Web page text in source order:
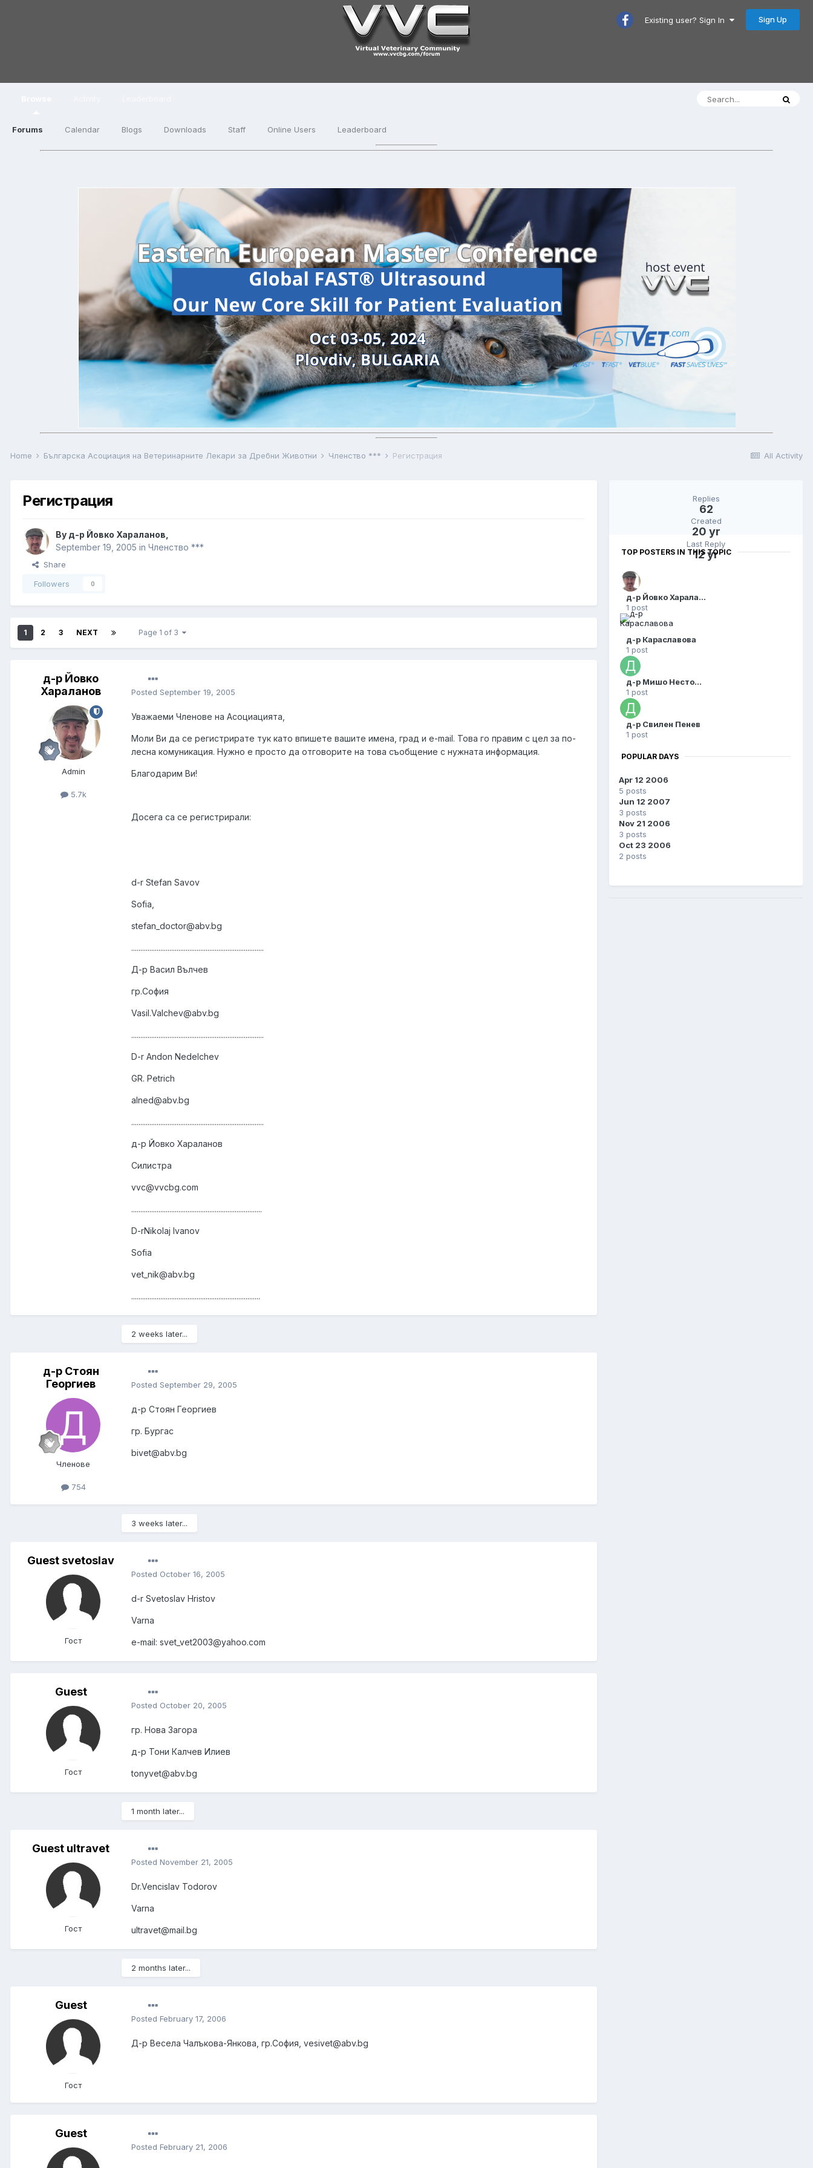
Existing user? Sign In Sign Up
Forums Calendar Blogs Downloads Staff Online Users Leaderboard
All Activity
Home Българска Асоциация на Ветеринарните Лекари за Дребни Животни Членство *** Регистрация
Регистрация
By д-р Йовко Хараланов
September 19, 2005 in Членство ***
Share
Followers
0
1 2 3 NEXT Page 1 of 3
д-р Йовко
Хараланов
Admin
5.7k
Posted September 19, 2005
Уважаеми Членове на Асоциацията,
Моли Ви да се регистрирате тук като впишете вашите имена, град и e-mail. Това го правим с цел за по-
лесна комуникация. Нужно е просто да отговорите на това съобщение с нужната информация.
Благодарим Ви!
Досега са се регистрирали:
d-r Stefan Savov
Sofia,
stefan_doctor@abv.bg
.........................................................................
Д-р Васил Вълчев
гр.София
Vasil.Valchev@abv.bg
.........................................................................
D-r Andon Nedelchev
GR. Petrich
alned@abv.bg
.........................................................................
д-р Йовко Хараланов
Силистра
vvc@vvcbg.com
........................................................................
D-rNikolaj Ivanov
Sofia
vet_nik@abv.bg
.......................................................................
2 weeks later...
д-р Стоян
Георгиев
Членове
754
Posted September 29, 2005
д-р Стоян Георгиев
гр. Бургас
bivet@abv.bg
3 weeks later...
Guest svetoslav
Гост
Posted October 16, 2005
d-r Svetoslav Hristov
Varna
e-mail: svet_vet2003@yahoo.com
Guest
Гост
Posted October 20, 2005
гр. Нова Загора
д-р Тони Калчев Илиев
tonyvet@abv.bg
1 month later...
Guest ultravet
Гост
Posted November 21, 2005
Dr.Vencislav Todorov
Varna
ultravet@mail.bg
2 months later...
Guest
Гост
Posted February 17, 2006
Д-р Весела Чалъкова-Янкова, гр.София, vesivet@abv.bg
Guest
Posted February 21, 2006
Replies
62
Created
20 yr
Last Reply
12 yr
TOP POSTERS IN THIS TOPIC
д-р Йовко Хараланов
1 post
д-р Караславова
1 post
д-р Мишо Несторов
1 post
д-р Свилен Пенев
1 post
POPULAR DAYS
Apr 12 2006
5 posts
Jun 12 2007
3 posts
Nov 21 2006
3 posts
Oct 23 2006
2 posts